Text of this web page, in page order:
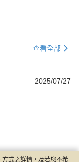
查看全部
2025/07/27
式之詳情，及若您不希